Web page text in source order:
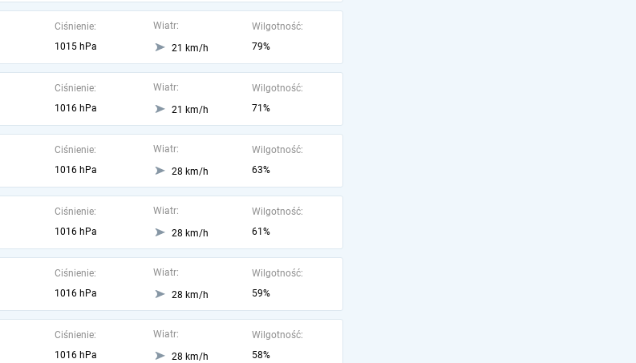
Ciśnienie:
1015 hPa
Wiatr:
21 km/h
Wilgotność:
79%
Ciśnienie:
1016 hPa
Wiatr:
21 km/h
Wilgotność:
71%
Ciśnienie:
1016 hPa
Wiatr:
28 km/h
Wilgotność:
63%
Ciśnienie:
1016 hPa
Wiatr:
28 km/h
Wilgotność:
61%
Ciśnienie:
1016 hPa
Wiatr:
28 km/h
Wilgotność:
59%
Ciśnienie:
1016 hPa
Wiatr:
28 km/h
Wilgotność:
58%